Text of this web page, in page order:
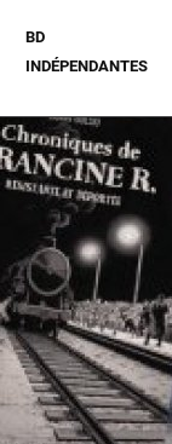
BD
INDÉPENDANTES